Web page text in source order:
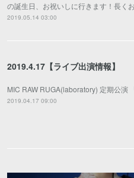
の誕生日、お祝いしに行きます！長く
2019.05.14 03:00
2019.4.17【ライブ出演情報】
MIC RAW RUGA(laboratory) 定期公演
2019.04.17 09:00